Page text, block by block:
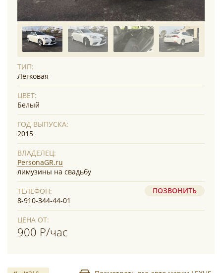
ТИП:
Легковая
ЦВЕТ:
Белый
ГОД ВЫПУСКА:
2015
ВЛАДЕЛЕЦ:
PersonaGR.ru
лимузины на свадьбу
ТЕЛЕФОН:
8-910-344-44-01
ПОЗВОНИТЬ
ЦЕНА ОТ:
900 Р/час